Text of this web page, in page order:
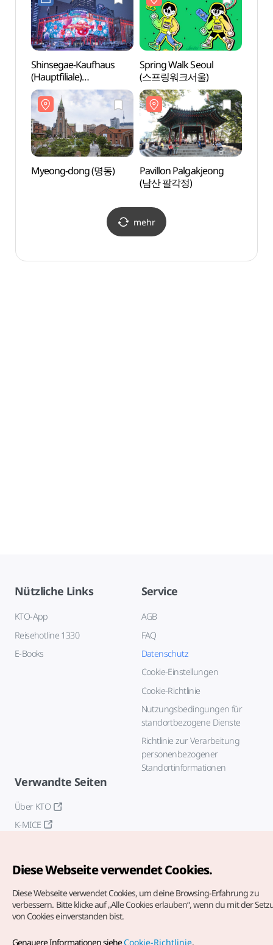
Shinsegae-Kaufhaus
(Hauptfiliale)
(신세계백화점 (본점))
Spring Walk Seoul
(스프링워크서울)
Myeong-dong (명동)
Pavillon Palgakjeong
(남산 팔각정)
mehr
Nützliche Links
KTO-App
Reisehotline 1330
E-Books
Service
AGB
FAQ
Datenschutz
Cookie-Einstellungen
Cookie-Richtlinie
Nutzungsbedingungen für
standortbezogene Dienste
Richtlinie zur Verarbeitung
personenbezogener
Standortinformationen
Verwandte Seiten
Über KTO
K-MICE
vorbehalten.
Diese Webseite verwendet Cookies.
Diese Webseite verwendet Cookies, um deine Browsing-Erfahrung zu
verbessern. Bitte klicke auf „Alle Cookies erlauben“, wenn du mit der
von Cookies einverstanden bist.
Genauere Informationen sieheCookie-Richtlinie.